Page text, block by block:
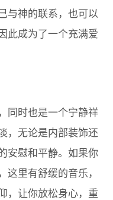
与神的联系，也可以
此成为了一个充满爱
同时也是一个宁静祥
，无论是内部装饰还
安慰和平静。如果你
这里有舒缓的音乐，
，让你放松身心，重